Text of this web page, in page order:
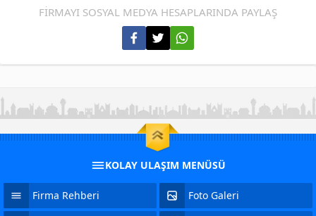
FİRMAYI SOSYAL MEDYA HESAPLARINDA PAYLAŞ
KOLAY ULAŞIM MENÜSÜ
Firma Rehberi Foto Galeri